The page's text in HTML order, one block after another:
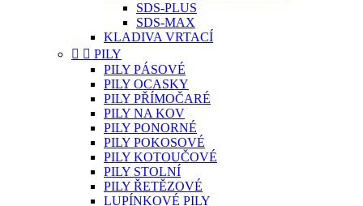
SDS-PLUS
SDS-MAX
KLADIVA VRTACÍ
  PILY
PILY PÁSOVÉ
PILY OCASKY
PILY PŘÍMOČARÉ
PILY NA KOV
PILY PONORNÉ
PILY POKOSOVÉ
PILY KOTOUČOVÉ
PILY STOLNÍ
PILY ŘETĚZOVÉ
LUPÍNKOVÉ PILY